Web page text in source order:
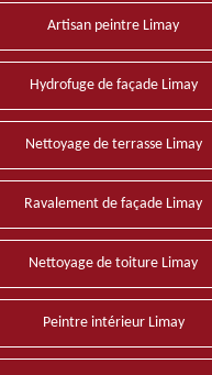
Artisan peintre Limay
Hydrofuge de façade Limay
Nettoyage de terrasse Limay
Ravalement de façade Limay
Nettoyage de toiture Limay
Peintre intérieur Limay